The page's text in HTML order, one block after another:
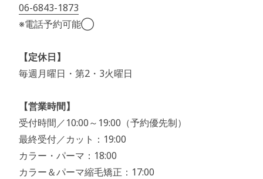
06-6843-1873
※電話予約可能◯
【定休日】
毎週月曜日・第2・3火曜日
【営業時間】
受付時間／10:00～19:00（予約優先制）
最終受付／カット：19:00
カラー・パーマ：18:00
カラー＆パーマ縮毛矯正：17:00